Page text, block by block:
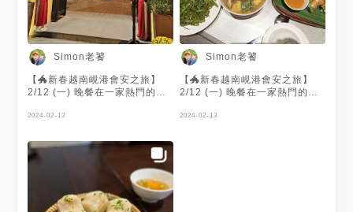
Simon老饕
【🐲新春越南峴港會安之旅】
2/12 (一) 晚餐在一家熱門的越
Lân」享用美味的道地越南料
Madame Lân #越南料理 #游氏
家族旅遊
2024-02-13
Simon老饕
【🐲新春越南峴港會安之旅】
2/12 (一) 晚餐在一家熱門的越
Lân」享用美味的道地越南料
2024-02-13